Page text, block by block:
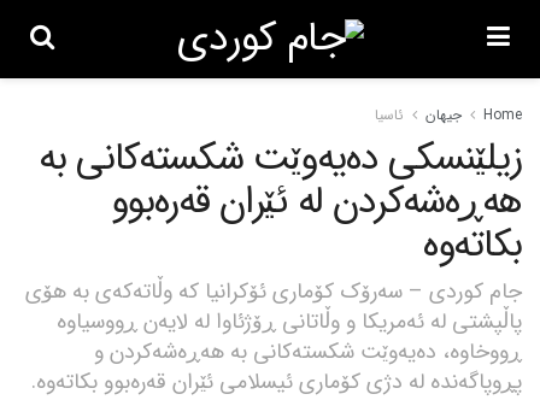
Home جیهان ئاسیا
زیلێنسکی دەیەوێت شکستەکانی بە
هەڕەشەکردن لە ئێران قەرەبوو
بکاتەوە
جام کوردی – سەرۆک کۆماری ئۆکرانیا کە وڵاتەکەی بە هۆی
پاڵپشتی لە ئەمریکا و وڵاتانی ڕۆژئاوا لە لایەن ڕووسیاوە
ڕووخاوە، دەیەوێت شکستەکانی بە هەڕەشەکردن و
پڕوپاگەندە لە دژی کۆماری ئیسلامی ئێران قەرەبوو بکاتەوە.